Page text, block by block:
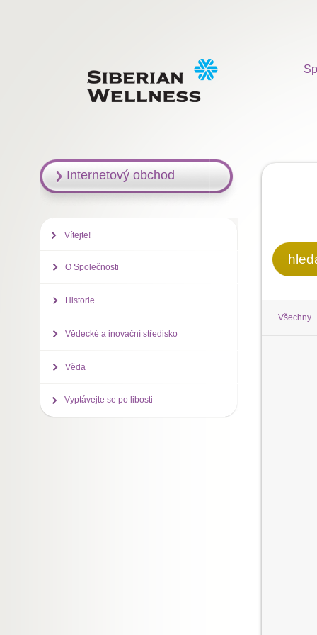
Všechny
Internetový obchod
Vítejte!
O Společnosti
Historie
Vědecké a inovační středisko
Věda
Vyptávejte se po libosti